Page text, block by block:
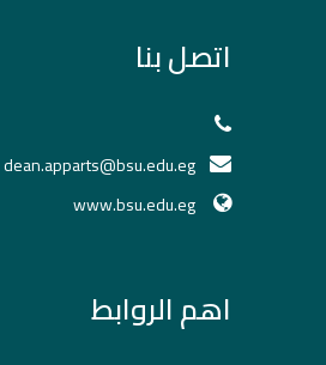
اتصل بنا
dean.apparts@bsu.edu.eg
www.bsu.edu.eg
اهم الروابط